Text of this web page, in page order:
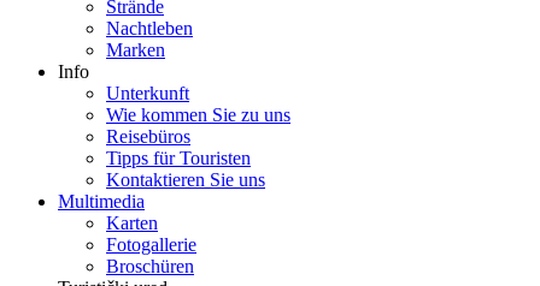
Strände
Nachtleben
Marken
Info
Unterkunft
Wie kommen Sie zu uns
Reisebüros
Tipps für Touristen
Kontaktieren Sie uns
Multimedia
Karten
Fotogallerie
Broschüren